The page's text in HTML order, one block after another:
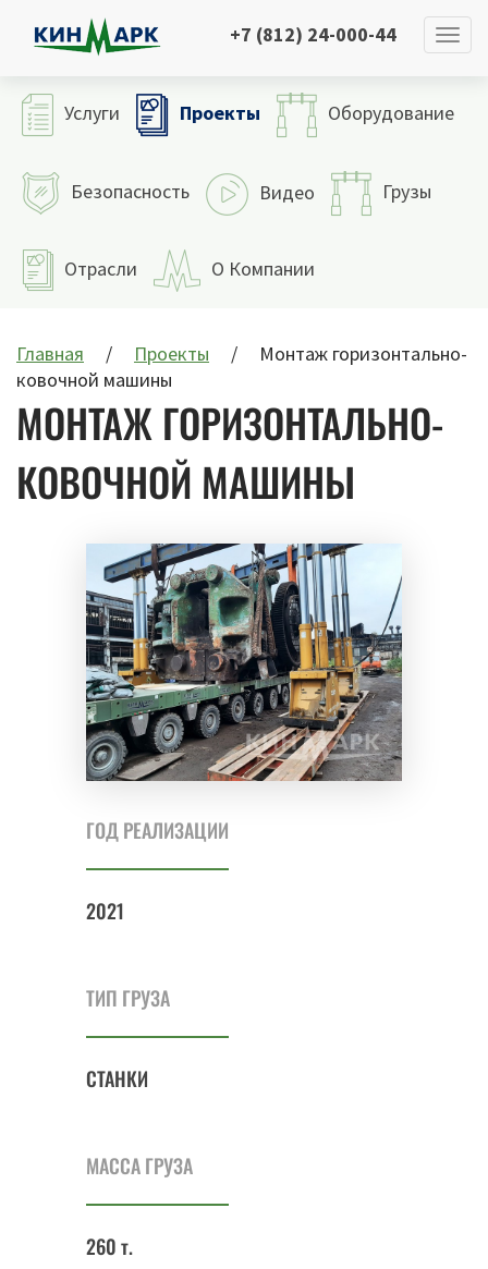
+7 (812) 24-000-44
Услуги Проекты Оборудование
Безопасность Видео Грузы
Отрасли О Компании
Главная Проекты
Монтаж горизонтально-
ковочной машины
МОНТАЖ ГОРИЗОНТАЛЬНО-
КОВОЧНОЙ МАШИНЫ
ГОД РЕАЛИЗАЦИИ
2021
ТИП ГРУЗА
СТАНКИ
МАССА ГРУЗА
260 т.